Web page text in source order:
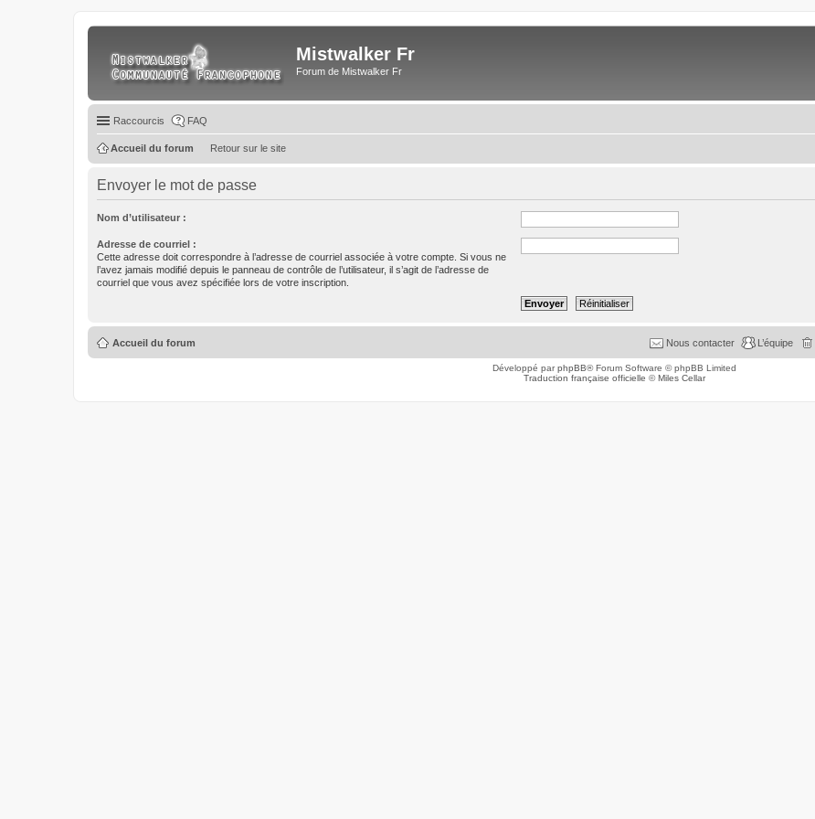
Mistwalker Fr
Forum de Mistwalker Fr
Raccourcis FAQ
Retour sur le site
Accueil du forum
Envoyer le mot de passe
Nom d’utilisateur :
Adresse de courriel :
Cette adresse doit correspondre à l’adresse de courriel associée à votre compte. Si vous ne
l’avez jamais modifié depuis le panneau de contrôle de l’utilisateur, il s’agit de l’adresse de
courriel que vous avez spécifiée lors de votre inscription.
Accueil du forum L’équipe
Nous contacter
Développé parphpBB® Forum Software © phpBB Limited
Traduction française officielle ©Miles Cellar